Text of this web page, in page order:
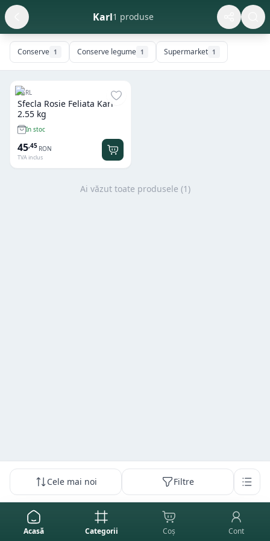
Karl1 produse
Conserve 1 Conserve legume 1 Supermarket 1
KARL
Sfecla Rosie Feliata Karl
2.55 kg
In stoc
45,45 RON
TVA inclus
Ai văzut toate produsele (1)
Cele mai noi Filtre
Acasă Categorii Coș Cont